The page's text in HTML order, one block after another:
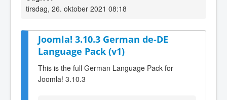
tirsdag, 26. oktober 2021 08:18
Joomla! 3.10.3 German de-DE
Language Pack (v1)
This is the full German Language Pack for
Joomla! 3.10.3